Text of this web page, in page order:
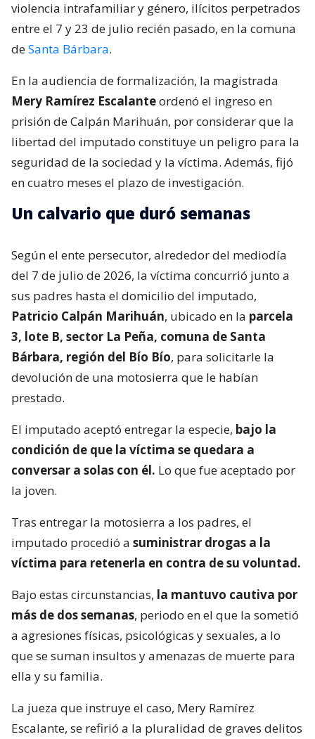
violencia intrafamiliar y género, ilícitos perpetrados
entre el 7 y 23 de julio recién pasado, en la comuna
deSanta Bárbara.
En la audiencia de formalización, la magistrada
Mery Ramírez Escalanteordenó el ingreso en
prisión de Calpán Marihuán, por considerar que la
libertad del imputado constituye un peligro para la
seguridad de la sociedad y la víctima. Además, fijó
en cuatro meses el plazo de investigación.
Un calvario que duró semanas
Según el ente persecutor, alrededor del mediodía
del 7 de julio de 2026, la víctima concurrió junto a
sus padres hasta el domicilio del imputado,
Patricio Calpán Marihuán, ubicado en la parcela
3, lote B, sector La Peña, comuna de Santa
Bárbara, región del Bío Bío, para solicitarle la
devolución de una motosierra que le habían
prestado.
El imputado aceptó entregar la especie, bajo la
condición de que la víctima se quedara a
conversar a solas con él. Lo que fue aceptado por
la joven.
Tras entregar la motosierra a los padres, el
imputado procedió a suministrar drogas a la
víctima para retenerla en contra de su voluntad.
Bajo estas circunstancias, la mantuvo cautiva por
más de dos semanas, periodo en el que la sometió
a agresiones físicas, psicológicas y sexuales, a lo
que se suman insultos y amenazas de muerte para
ella y su familia.
La jueza que instruye el caso, Mery Ramírez
Escalante, se refirió a la pluralidad de graves delitos